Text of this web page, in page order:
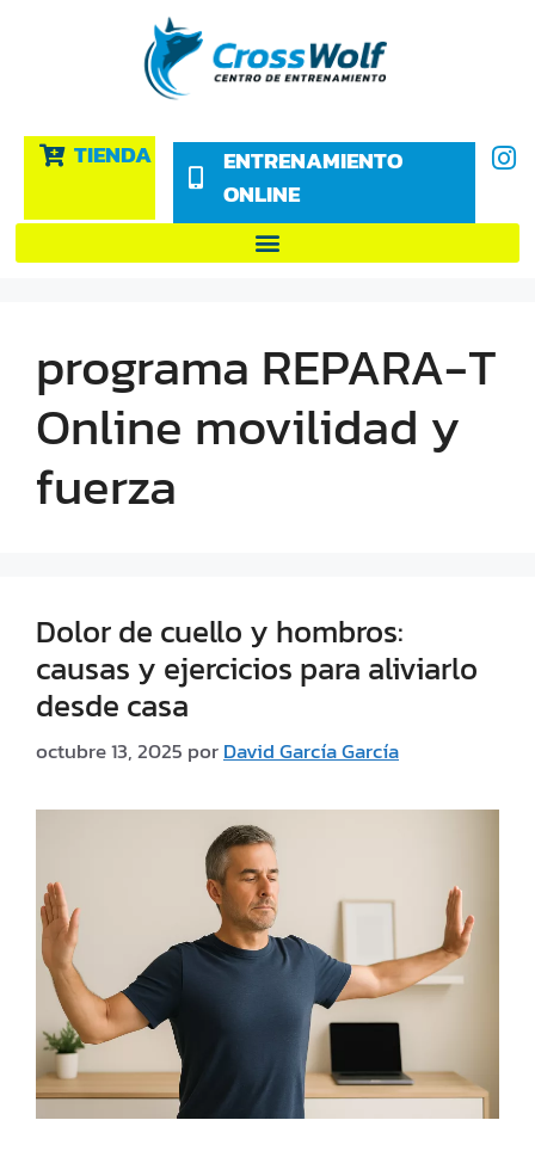
TIENDA
ENTRENAMIENTO
ONLINE
programa REPARA-T
Online movilidad y
fuerza
Dolor de cuello y hombros:
causas y ejercicios para aliviarlo
desde casa
octubre 13, 2025 porDavid García García